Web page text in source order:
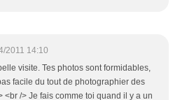
2011 14:10
visite. Tes photos sont formidables,
facile du tout de photographier des
<br /> Je fais comme toi quand il y a un